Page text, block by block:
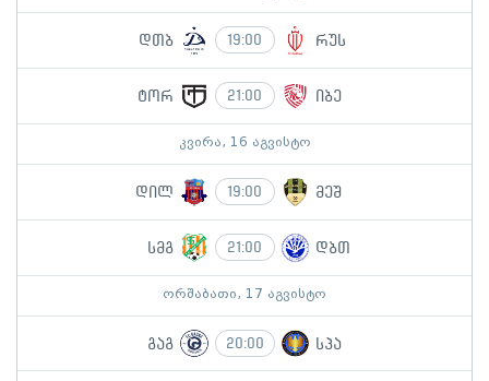
დთბ 19:00 რუს
ტორ 21:00 იბე
კვირა, 16 აგვისტო
დილ 19:00 მეშ
სმგ 21:00 დბთ
ორშაბათი, 17 აგვისტო
გაგ 20:00 სპა